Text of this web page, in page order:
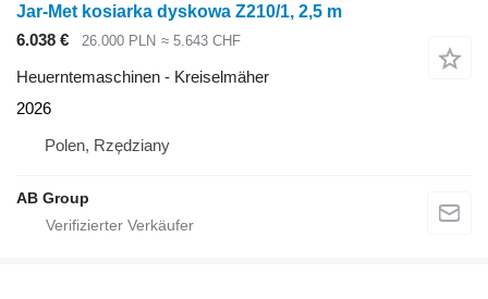
Jar-Met kosiarka dyskowa Z210/1, 2,5 m
6.038 €
26.000 PLN ≈ 5.643 CHF
Heuerntemaschinen - Kreiselmäher
2026
Polen, Rzędziany
AB Group